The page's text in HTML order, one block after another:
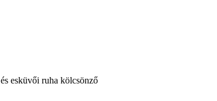
esküvői ruha kölcsönző